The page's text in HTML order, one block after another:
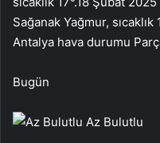
Sağanak Yağmur, sıcaklık
Antalya hava durumu
Bugün
Az Bulutlu